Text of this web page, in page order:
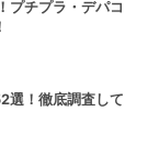
プチプラ・デパコ
選！徹底調査して